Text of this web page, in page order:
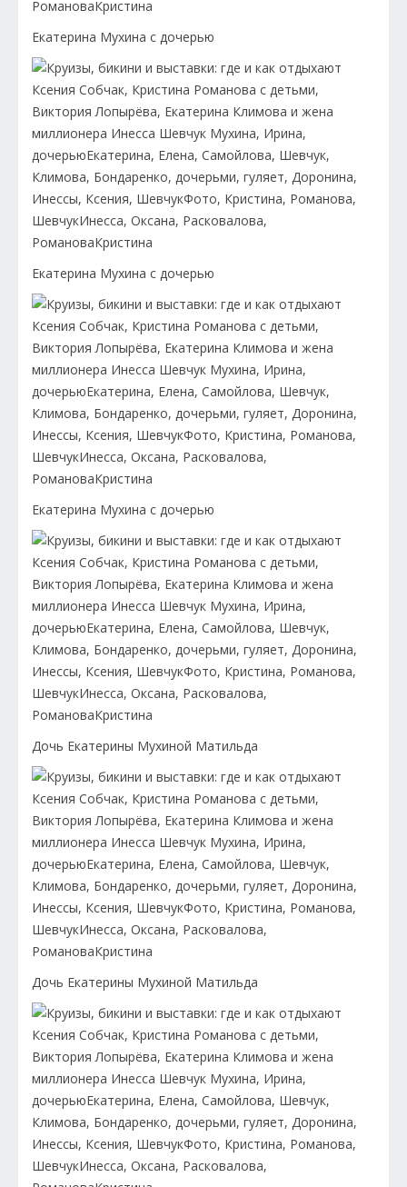
Екатерина Мухина с дочерью
Екатерина Мухина с дочерью
Екатерина Мухина с дочерью
Дочь Екатерины Мухиной Матильда
Дочь Екатерины Мухиной Матильда